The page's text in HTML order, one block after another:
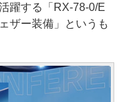
躍する「RX-78-0/E
ザー装備」というも